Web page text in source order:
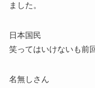
ました。
日本国民
笑ってはいけないも前
名無しさん